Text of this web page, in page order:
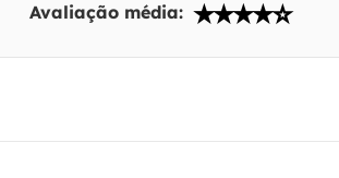
Avaliação média: